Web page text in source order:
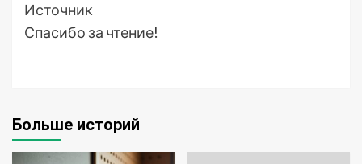
Источник
Спасибо за чтение!
Больше историй